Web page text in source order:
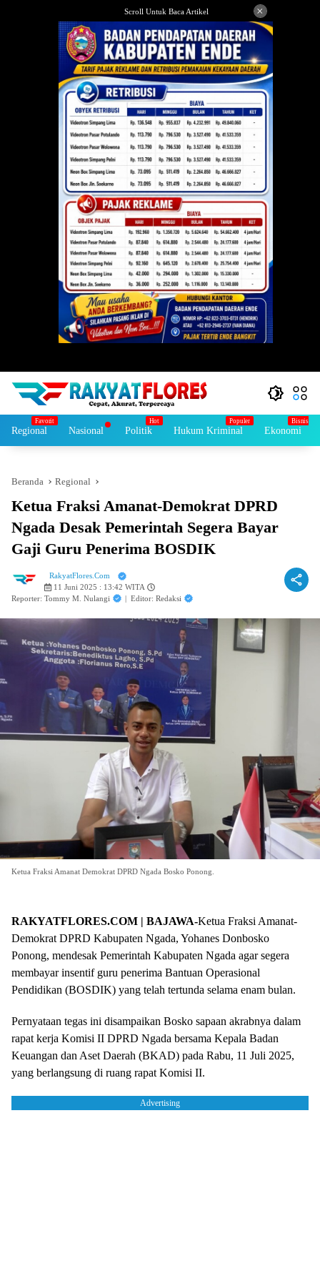
Scroll Untuk Baca Artikel ×
Regional Nasional Politik Hukum Kriminal Ekonomi
Beranda Regional
Ketua Fraksi Amanat-Demokrat DPRD
Ngada Desak Pemerintah Segera Bayar
Gaji Guru Penerima BOSDIK
RakyatFlores.Com
11 Juni 2025 : 13:42 WITA
Reporter: Tommy M. Nulangi
| Editor: Redaksi
Ketua Fraksi Amanat Demokrat DPRD Ngada Bosko Ponong.
RAKYATFLORES.COM | BAJAWA-Ketua Fraksi Amanat-
Demokrat DPRD Kabupaten Ngada, Yohanes Donbosko
Ponong, mendesak Pemerintah Kabupaten Ngada agar segera
membayar insentif guru penerima Bantuan Operasional
Pendidikan (BOSDIK) yang telah tertunda selama enam bulan.
Pernyataan tegas ini disampaikan Bosko sapaan akrabnya dalam
rapat kerja Komisi II DPRD Ngada bersama Kepala Badan
Keuangan dan Aset Daerah (BKAD) pada Rabu, 11 Juli 2025,
yang berlangsung di ruang rapat Komisi II.
Advertising